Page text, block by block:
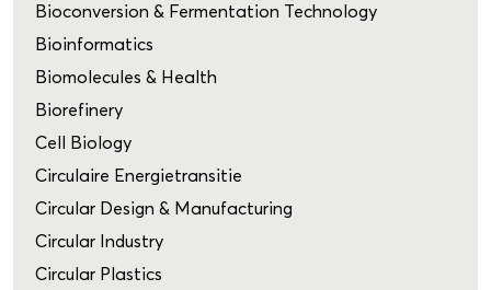
Bioconversion & Fermentation Technology
Bioinformatics
Biomolecules & Health
Biorefinery
Cell Biology
Circulaire Energietransitie
Circular Design & Manufacturing
Circular Industry
Circular Plastics